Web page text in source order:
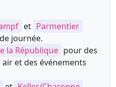
et Parmentier
journée.
la République pour des
et des événements